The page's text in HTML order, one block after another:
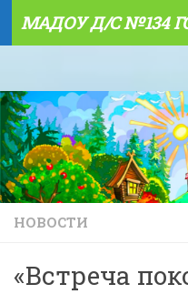
Skip to content
НОВОСТИ
«Встреча